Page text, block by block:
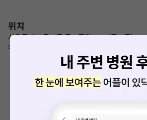
위치
서울특별시 구로구 구로중앙로 57 (구로동)
대림역 4번출구 460m